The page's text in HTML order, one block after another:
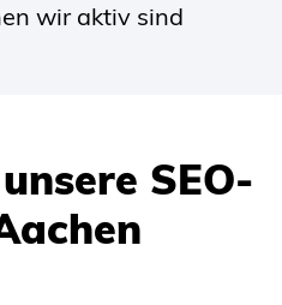
wir aktiv sind
SEO-